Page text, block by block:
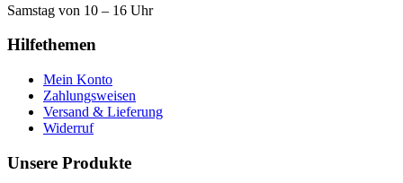
Samstag von 10 – 16 Uhr
Hilfethemen
Mein Konto
Zahlungsweisen
Versand & Lieferung
Widerruf
Unsere Produkte